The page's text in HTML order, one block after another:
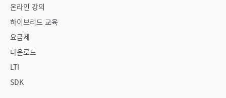
온라인 강의
하이브리드 교육
요금제
다운로드
LTI
SDK